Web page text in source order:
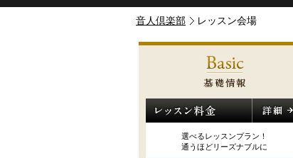
音人倶楽部 レッスン会場
選べるレッスンプラン！
通うほどリーズナブルに